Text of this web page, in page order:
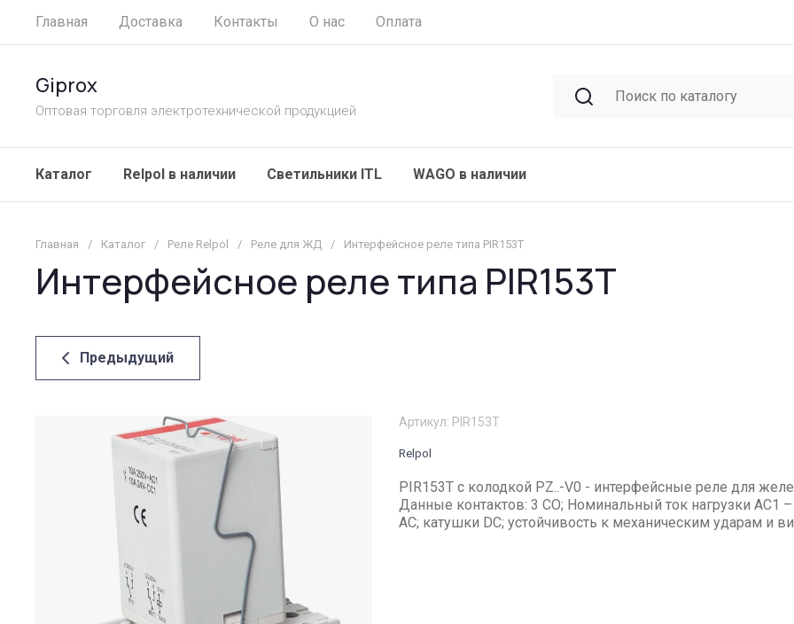
Главная Доставка Контакты О нас Оплата
Giprox
Оптовая торговля электротехнической продукцией
Каталог Relpol в наличии Светильники ITL WAGO в наличии
Главная / Каталог / Реле Relpol / Реле для ЖД / Интерфейсное реле типа PIR153T
Интерфейсное реле типа PIR153T
Предыдущий
Артикул: PIR153T
Relpol
PIR153T с колодкой PZ..-V0 - интерфейсные реле для
Данные контактов: 3 CO; Номинальный ток нагрузки AC1
AC; катушки DC; устойчивость к механическим ударам и